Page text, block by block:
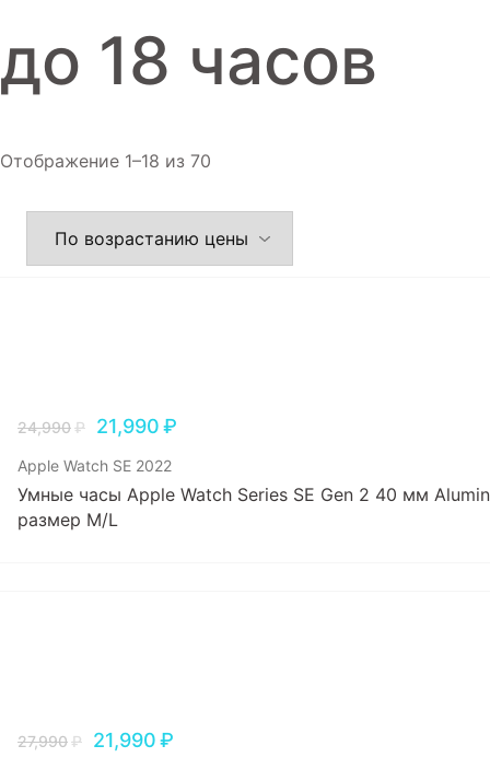
Аксессуары
до 18 часов
Отображение 1–18 из 70
24,990₽ 21,990₽
Apple Watch SE 2022
Умные часы Apple Watch Series SE Gen 2 40 мм
размер M/L
27,990₽ 21,990₽